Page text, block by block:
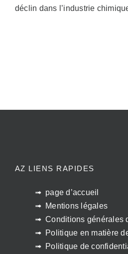
déclin dans l’industrie
AZ LIENS RAPIDES
page d’accueil
Mentions légales
Conditions générales
Politique en matière
Politique de